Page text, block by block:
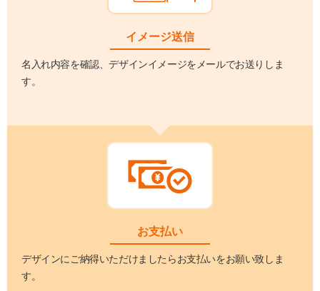
イメージ送信
名入れ内容を確認、デザインイメージをメールでお送りしま
す。
お支払い
デザインにご納得いただけましたらお支払いをお願い致しま
す。